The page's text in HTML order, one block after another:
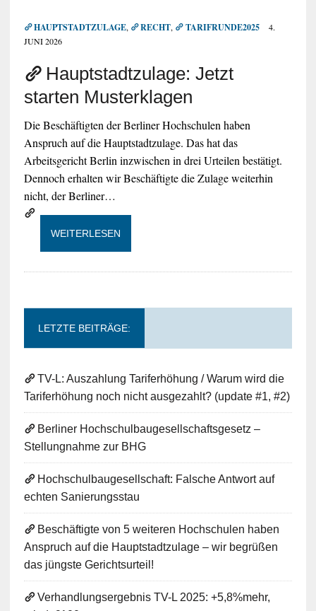
HAUPTSTADTZULAGE, RECHT, TARIFRUNDE2025
4.
JUNI 2026
Hauptstadtzulage: Jetzt
starten Musterklagen
Die Beschäftigten der Berliner Hochschulen haben
Anspruch auf die Hauptstadtzulage. Das hat das
Arbeitsgericht Berlin inzwischen in drei Urteilen bestätigt.
Dennoch erhalten wir Beschäftigte die Zulage weiterhin
nicht, der Berliner…
WEITERLESEN
LETZTE BEITRÄGE:
TV-L: Auszahlung Tariferhöhung / Warum wird die
Tariferhöhung noch nicht ausgezahlt? (update #1, #2)
Berliner Hochschulbaugesellschaftsgesetz –
Stellungnahme zur BHG
Hochschulbaugesellschaft: Falsche Antwort auf
echten Sanierungsstau
Beschäftigte von 5 weiteren Hochschulen haben
Anspruch auf die Hauptstadtzulage – wir begrüßen
das jüngste Gerichtsurteil!
Verhandlungsergebnis TV-L 2025: +5,8%mehr,